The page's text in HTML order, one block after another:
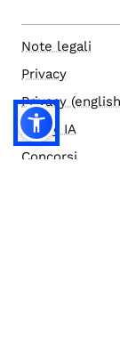
Note legali
Privacy
Privacy
Policy IA
Concorsi